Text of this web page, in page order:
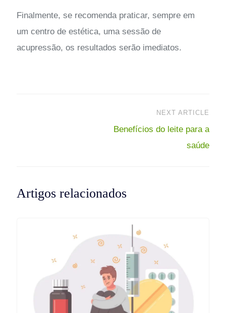
Finalmente, se recomenda praticar, sempre em
um centro de estética, uma sessão de
acupressão, os resultados serão imediatos.
NEXT ARTICLE
Benefícios do leite para a
saúde
Artigos relacionados